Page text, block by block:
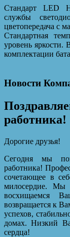
Стандарт LED
службы
цветопередача с
Стандартная
уровень яркости.
комплектации
Новости
работника!
Дорогие друзья!
Сегодня мы
работника!
сочетающее в
милосердие. Мы
восхищаемся
возвращается к
успехов,
домах. Низкий
сердца!